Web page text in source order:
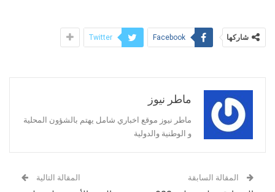
شاركها Facebook
Twitter
ماطر نيوز
ماطر نيوز موقع اخباري شامل يهتم بالشؤون المحلية
و الوطنية والدولية
المقالة السابقة المقالة التالية